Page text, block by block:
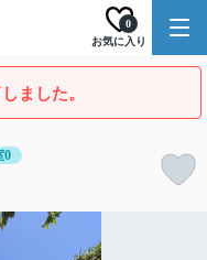
お気に入り
0
ました。
0